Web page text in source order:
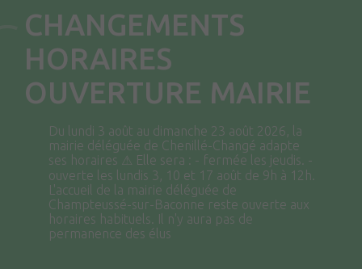
CHANGEMENTS
HORAIRES
OUVERTURE MAIRIE
Du lundi 3 août au dimanche 23 août 2026, la
mairie déléguée de Chenillé-Changé adapte
ses horaires ⚠ Elle sera : - fermée les jeudis. -
ouverte les lundis 3, 10 et 17 août de 9h à 12h.
L'accueil de la mairie déléguée de
Champteussé-sur-Baconne reste ouverte aux
horaires habituels. Il n'y aura pas de
permanence des élus